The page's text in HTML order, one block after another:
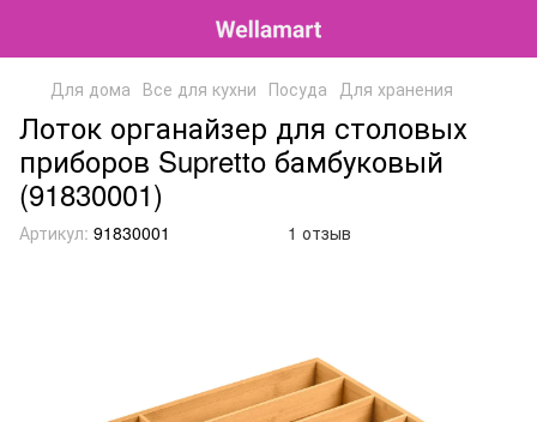
Для дома Все для кухни Посуда Для хранения
Лоток органайзер для столовых
приборов Supretto бамбуковый
(91830001)
Артикул: 91830001 1 отзыв